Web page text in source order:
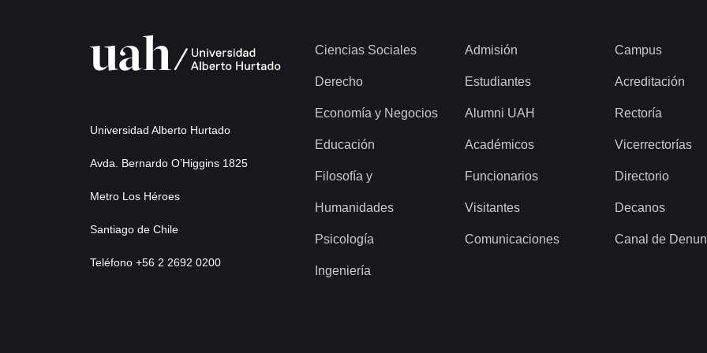
Universidad Alberto Hurtado
Avda. Bernardo O’Higgins 1825
Metro Los Héroes
Santiago de Chile
Teléfono +56 2 2692 0200
Ciencias Sociales
Derecho
Economía y Negocios
Educación
Filosofía y
Humanidades
Psicología
Ingeniería
Admisión
Estudiantes
Alumni UAH
Académicos
Funcionarios
Visitantes
Comunicaciones
Campus
Acreditación
Rectoría
Vicerrectorías
Directorio
Decanos
Canal de